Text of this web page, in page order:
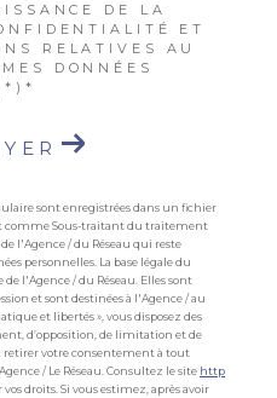
DE LA
ET
RELATIVES AU
DONNÉES
sont enregistrées dans un fichier
comme Sous-traitant du traitement
l'Agence / du Réseau qui reste
personnelles. La base légale du
l'Agence / du Réseau. Elles sont
et sont destinées à l'Agence / au
et libertés », vous disposez des
d’opposition, de limitation et de
retirer votre consentement à tout
/ Le Réseau. Consultez le site http
droits. Si vous estimez, après avoir